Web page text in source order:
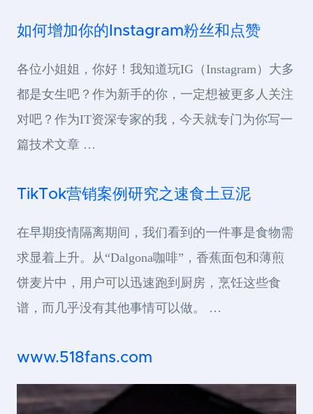
如何增加你的Instagram粉丝和点赞
各位小姐姐，你好！我知道玩IG（Instagram）大多
都是女生吧？作为新手的你，一定想被更多人关注
对吧？作为IT资深专家的我，今天就专门为你写一
篇技术文章 …
TikTok营销案例研究之速食土豆泥
在早期疫情隔离期间，我们看到的一件事是食物需
求显着上升。从“Dalgona咖啡”，香蕉面包和薄煎
饼麦片中，用户可以迅速跑到厨房，烹饪这些食
谱，而几乎没有其他事情可以做。 …
www.518fans.com